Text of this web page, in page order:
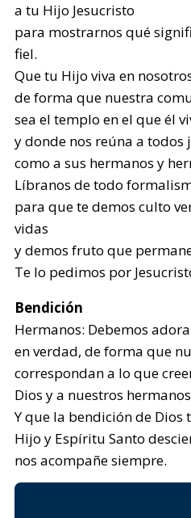
a tu Hijo Jesucristo
para mostrarnos qué
fiel.
Que tu Hijo viva en
de forma que nuestra
sea el templo en el que él
y donde nos reúna a todos
como a sus hermanos y
Líbranos de todo
para que te demos culto
vidas
y demos fruto que
Te lo pedimos por
Bendición
Hermanos: Debemos
en verdad, de forma que
correspondan a lo que
Dios y a nuestros
Y que la bendición de Dios
Hijo y Espíritu Santo
nos acompañe siempre.